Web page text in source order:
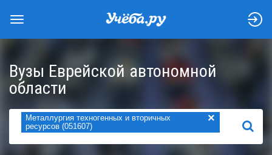
Вузы Еврейской автономной
области
Металлургия техногенных и вторичных
ресурсов (051607)
×
НАЙТИ